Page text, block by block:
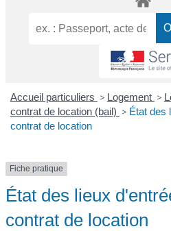
Accueil particuliers > Logement >
contrat de location (bail) > État des
contrat de location
Fiche pratique
État des lieux
contrat de location